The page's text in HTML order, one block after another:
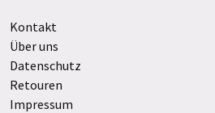
Kontakt
Über uns
Datenschutz
Retouren
Impressum